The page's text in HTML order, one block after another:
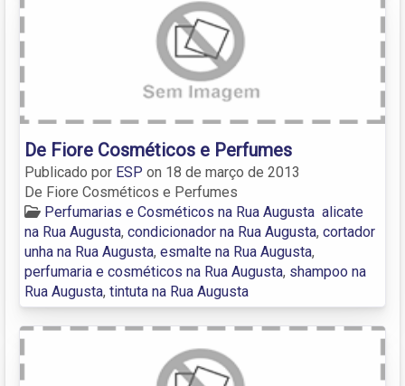
De Fiore Cosméticos e Perfumes
Publicado por ESP on 18 de março de 2013
De Fiore Cosméticos e Perfumes
Perfumarias e Cosméticos na Rua Augusta alicate
na Rua Augusta, condicionador na Rua Augusta, cortador
unha na Rua Augusta, esmalte na Rua Augusta,
perfumaria e cosméticos na Rua Augusta, shampoo na
Rua Augusta, tintuta na Rua Augusta